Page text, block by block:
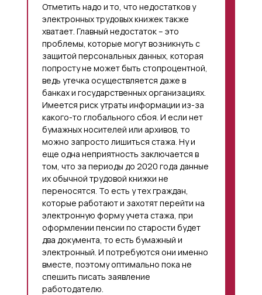
Отметить надо и то, что недостатков у
электронных трудовых книжек также
хватает. Главный недостаток – это
проблемы, которые могут возникнуть с
защитой персональных данных, которая
попросту не может быть стопроцентной,
ведь утечка осуществляется даже в
банках и государственных организациях.
Имеется риск утраты информации из-за
какого-то глобального сбоя. И если нет
бумажных носителей или архивов, то
можно запросто лишиться стажа. Ну и
еще одна неприятность заключается в
том, что за периоды до 2020 года данные
их обычной трудовой книжки не
переносятся. То есть у тех граждан,
которые работают и захотят перейти на
электронную форму учета стажа, при
оформлении пенсии по старости будет
два документа, то есть бумажный и
электронный. И потребуются они именно
вместе, поэтому оптимально пока не
спешить писать заявление
работодателю.